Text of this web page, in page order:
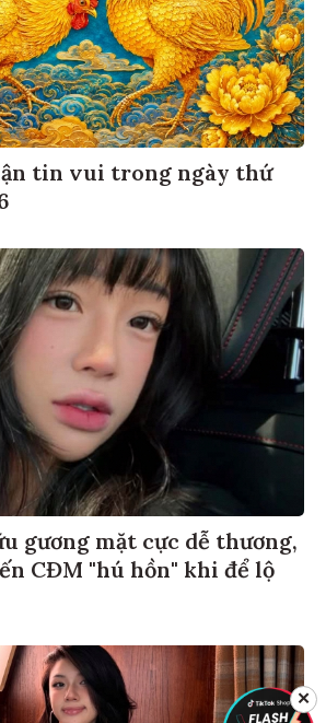
tin vui trong ngày thứ
gương mặt cực dễ thương,
CĐM "hú hồn" khi để lộ
✕